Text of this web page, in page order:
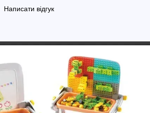
Написати відгук